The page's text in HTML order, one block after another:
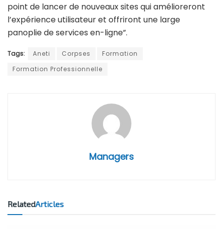
point de lancer de nouveaux sites qui amélioreront
l’expérience utilisateur et offriront une large
panoplie de services en-ligne”.
Tags: Aneti Corpses
Formation
Formation Professionnelle
Managers
RelatedArticles